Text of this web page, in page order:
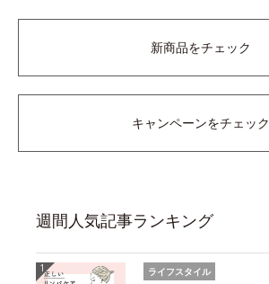
新商品をチェック
キャンペーンをチェック
週間人気記事ランキング
ライフスタイル